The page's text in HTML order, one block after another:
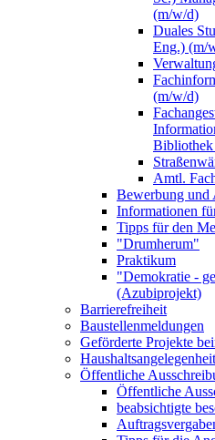
(m/w/d)
Duales
Eng.) (m/
(m/w/d)
Amtl.
Bewerbung und
Informationen
Tipps für den
"Drumherum"
Praktikum
"Demokratie -
(Azubiprojekt)
Barrierefreiheit
Baustellenmeldungen
Geförderte Projekte
Öffentliche
Öffentliche
beabsichtigte